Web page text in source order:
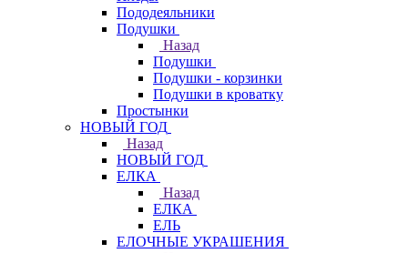
Пододеяльники
Подушки
Назад
Подушки
Подушки - корзинки
Подушки в кроватку
Простынки
НОВЫЙ ГОД
Назад
НОВЫЙ ГОД
ЕЛКА
Назад
ЕЛКА
ЕЛЬ
ЕЛОЧНЫЕ УКРАШЕНИЯ